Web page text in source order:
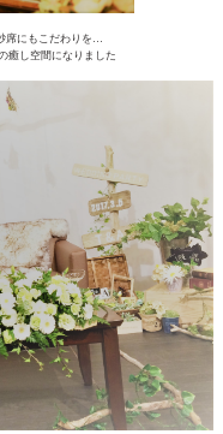
席にもこだわりを…
癒し空間になりました